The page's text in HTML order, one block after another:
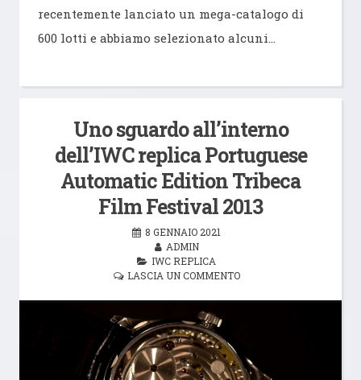
recentemente lanciato un mega-catalogo di
600 lotti e abbiamo selezionato alcuni…
Uno sguardo all’interno
dell’IWC replica Portuguese
Automatic Edition Tribeca
Film Festival 2013
8 GENNAIO 2021
ADMIN
IWC REPLICA
LASCIA UN COMMENTO